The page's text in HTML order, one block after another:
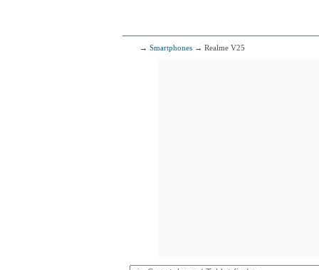
→ Smartphones → Realme V25